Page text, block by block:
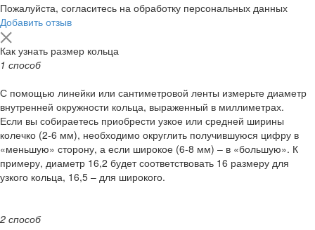
Пожалуйста, согласитесь на обработку персональных данных
Добавить отзыв
Как узнать размер кольца
1 способ
С помощью линейки или сантиметровой ленты измерьте диаметр
внутренней окружности кольца, выраженный в миллиметрах.
Если вы собираетесь приобрести узкое или средней ширины
колечко (2-6 мм), необходимо округлить получившуюся цифру в
«меньшую» сторону, а если широкое (6-8 мм) – в «большую». К
примеру, диаметр 16,2 будет соответствовать 16 размеру для
узкого кольца, 16,5 – для широкого.
2 способ